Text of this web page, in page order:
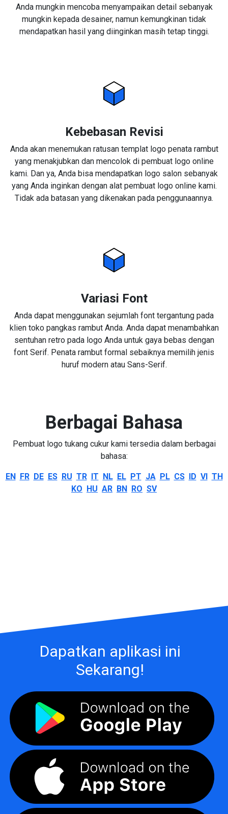
Anda mungkin mencoba menyampaikan detail sebanyak
mungkin kepada desainer, namun kemungkinan tidak
mendapatkan hasil yang diinginkan masih tetap tinggi.
Kebebasan Revisi
Anda akan menemukan ratusan templat logo penata rambut
yang menakjubkan dan mencolok di pembuat logo online
kami. Dan ya, Anda bisa mendapatkan logo salon sebanyak
yang Anda inginkan dengan alat pembuat logo online kami.
Tidak ada batasan yang dikenakan pada penggunaannya.
Variasi Font
Anda dapat menggunakan sejumlah font tergantung pada
klien toko pangkas rambut Anda. Anda dapat menambahkan
sentuhan retro pada logo Anda untuk gaya bebas dengan
font Serif. Penata rambut formal sebaiknya memilih jenis
huruf modern atau Sans-Serif.
Berbagai Bahasa
Pembuat logo tukang cukur kami tersedia dalam berbagai
bahasa:
EN FR DE ES RU TR IT NL EL PT JA PL CS ID VI TH
KO HU AR BN RO SV
Dapatkan aplikasi ini
Sekarang!